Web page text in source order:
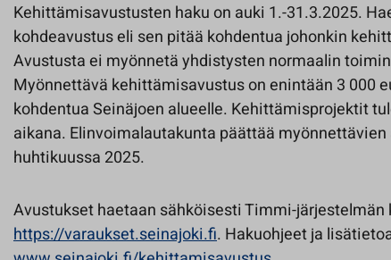
Kehittämisavustusten haku on auki 1.-31.3.2025.
kohdeavustus eli sen pitää kohdentua johonkin
Avustusta ei myönnetä yhdistysten normaalin
Myönnettävä kehittämisavustus on enintään 3 000
kohdentua Seinäjoen alueelle. Kehittämisprojektit
aikana. Elinvoimalautakunta päättää
huhtikuussa 2025.
Avustukset haetaan sähköisesti Timmi-järjestelmän
https://varaukset.seinajoki.fi. Hakuohjeet ja